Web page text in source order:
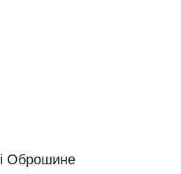
Оброшине